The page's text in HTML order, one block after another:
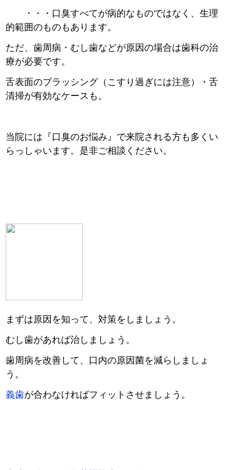
・・・口臭すべてが病的なものではなく、生理
的範囲のものもあります。
ただ、歯周病・むし歯などが原因の場合は歯科の治
療が必要です。
舌表面のブラッシング（こすり過ぎには注意）・舌
清掃が有効なケースも。
当院には『口臭のお悩み』で来院される方も多くい
らっしゃいます。是非ご相談ください。
まずは原因を知って、対策をしましょう。
むし歯があれば治しましょう。
歯周病を改善して、口内の原因菌を減らしましょ
う。
義歯が合わなければフィットさせましょう。